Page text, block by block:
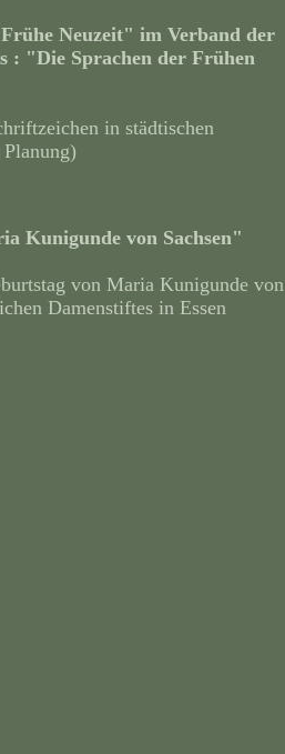
Neuzeit" im Verband der
: "Die Sprachen der Frühen
in städtischen
Kunigunde von Sachsen"
von Maria Kunigunde von
Damenstiftes in Essen